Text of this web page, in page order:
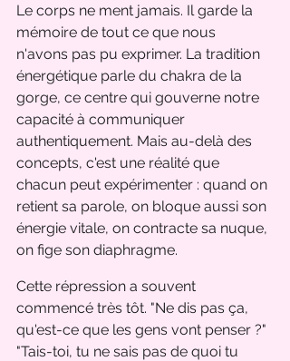
Le corps ne ment jamais. Il garde la
mémoire de tout ce que nous
n'avons pas pu exprimer. La tradition
énergétique parle du chakra de la
gorge, ce centre qui gouverne notre
capacité à communiquer
authentiquement. Mais au-delà des
concepts, c'est une réalité que
chacun peut expérimenter : quand on
retient sa parole, on bloque aussi son
énergie vitale, on contracte sa nuque,
on fige son diaphragme.
Cette répression a souvent
commencé très tôt. "Ne dis pas ça,
qu'est-ce que les gens vont penser ?"
"Tais-toi, tu ne sais pas de quoi tu